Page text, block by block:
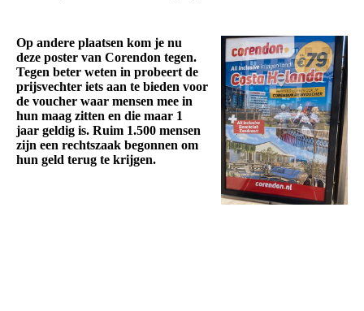
Op andere plaatsen kom je nu
deze poster van Corendon tegen.
Tegen beter weten in probeert de
prijsvechter iets aan te bieden voor
de voucher waar mensen mee in
hun maag zitten en die maar 1
jaar geldig is. Ruim 1.500 mensen
zijn een rechtszaak begonnen om
hun geld terug te krijgen.